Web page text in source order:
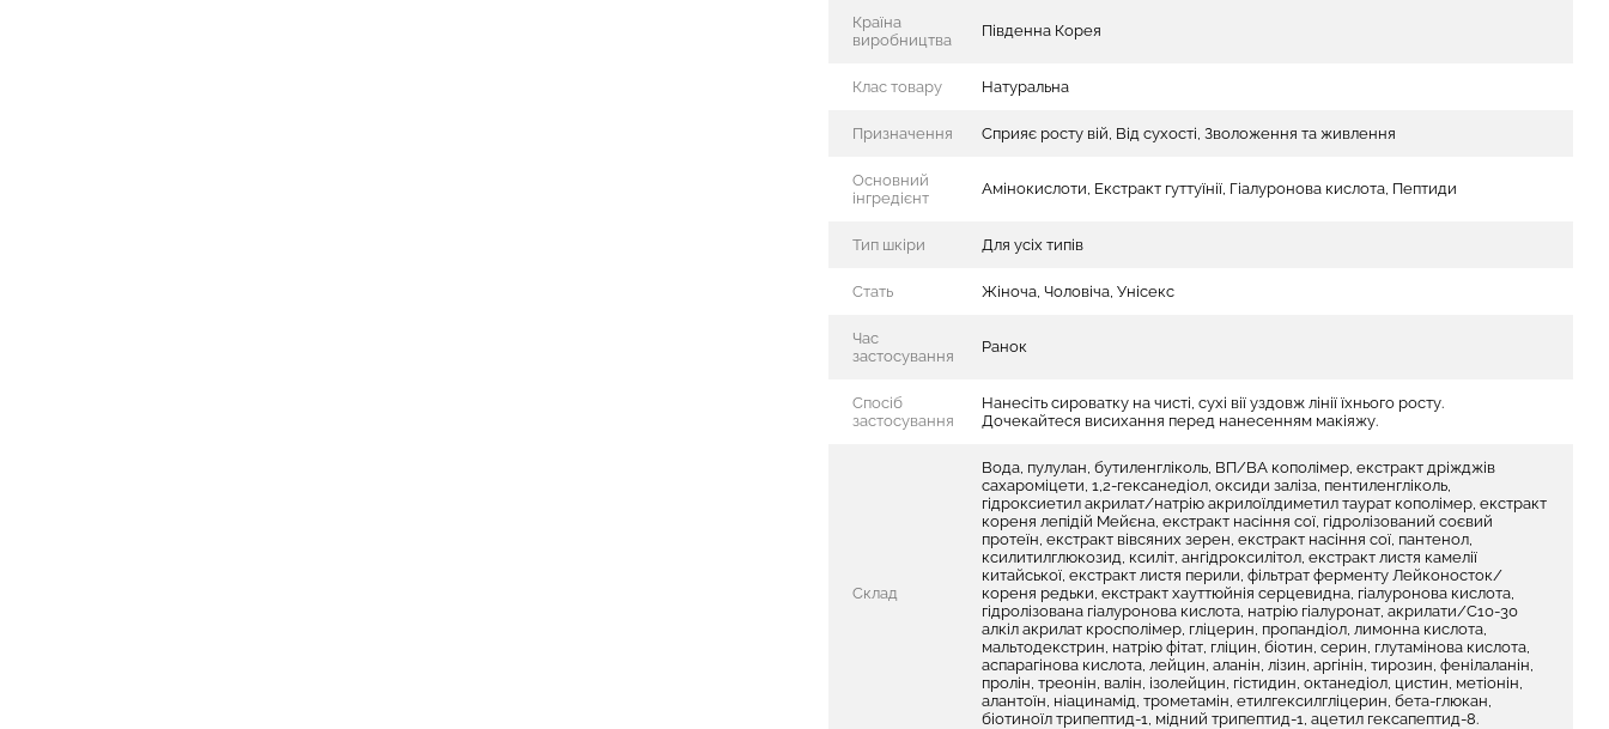
Країна
виробництва
Південна Корея
Клас товару Натуральна
Призначення Сприяє росту вій, Від сухості, Зволоження та живлення
Основний
інгредієнт
Амінокислоти, Екстракт гуттуїнії, Гіалуронова кислота, Пептиди
Тип шкіри Для усіх типів
Стать Жіноча, Чоловіча, Унісекс
Час
застосування
Ранок
Спосіб
застосування
Нанесіть сироватку на чисті, сухі вії уздовж лінії їхнього росту.
Дочекайтеся висихання перед нанесенням макіяжу.
Склад
Вода, пулулан, бутиленгліколь, ВП/ВА кополімер, екстракт дріжджів
сахароміцети, 1,2-гексанедіол, оксиди заліза, пентиленгліколь,
гідроксиетил акрилат/натрію акрилоїлдиметил таурат кополімер, екстракт
кореня лепідій Мейєна, екстракт насіння сої, гідролізований соєвий
протеїн, екстракт вівсяних зерен, екстракт насіння сої, пантенол,
ксилитилглюкозид, ксиліт, ангідроксилітол, екстракт листя камелії
китайської, екстракт листя перили, фільтрат ферменту Лейконосток/
кореня редьки, екстракт хауттюйнія серцевидна, гіалуронова кислота,
гідролізована гіалуронова кислота, натрію гіалуронат, акрилати/C10-30
алкіл акрилат кросполімер, гліцерин, пропандіол, лимонна кислота,
мальтодекстрин, натрію фітат, гліцин, біотин, серин, глутамінова кислота,
аспарагінова кислота, лейцин, аланін, лізин, аргінін, тирозин, фенілаланін,
пролін, треонін, валін, ізолейцин, гістидин, октанедіол, цистин, метіонін,
алантоїн, ніацинамід, трометамін, етилгексилгліцерин, бета-глюкан,
біотиноїл трипептид-1, мідний трипептид-1, ацетил гексапептид-8.